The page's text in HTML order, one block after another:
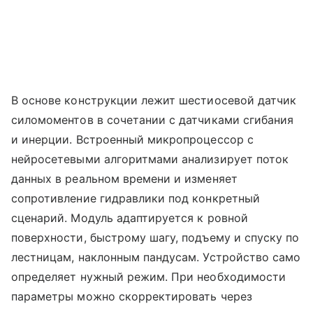
В основе конструкции лежит шестиосевой датчик
силомоментов в сочетании с датчиками сгибания
и инерции. Встроенный микропроцессор с
нейросетевыми алгоритмами анализирует поток
данных в реальном времени и изменяет
сопротивление гидравлики под конкретный
сценарий. Модуль адаптируется к ровной
поверхности, быстрому шагу, подъему и спуску по
лестницам, наклонным пандусам. Устройство само
определяет нужный режим. При необходимости
параметры можно скорректировать через